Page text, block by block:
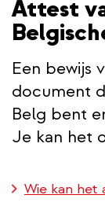
Attest
Een bewijs
document
Belg bent
Je kan het
Wie kan het